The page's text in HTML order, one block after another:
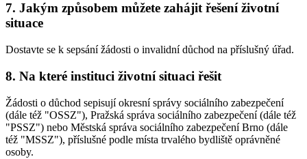
7. Jakým způsobem můžete zahájit řešení životní
situace
Dostavte se k sepsání žádosti o invalidní důchod na příslušný úřad.
8. Na které instituci životní situaci řešit
Žádosti o důchod sepisují okresní správy sociálního zabezpečení
(dále též "OSSZ"), Pražská správa sociálního zabezpečení (dále též
"PSSZ") nebo Městská správa sociálního zabezpečení Brno (dále
též "MSSZ"), příslušné podle místa trvalého bydliště oprávněné
osoby.